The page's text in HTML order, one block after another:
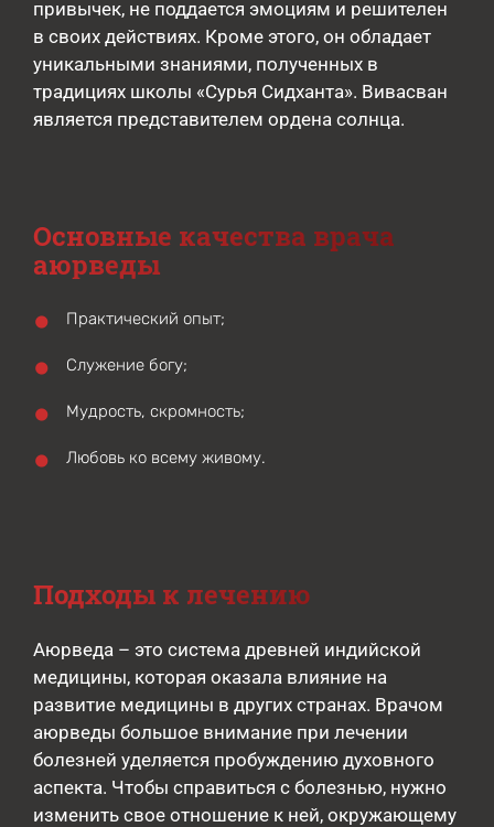
привычек, не поддается эмоциям и решителен
в своих действиях. Кроме этого, он обладает
уникальными знаниями, полученных в
традициях школы «Сурья Сидханта». Вивасван
является представителем ордена солнца.
Основные качества врача
аюрведы
Практический опыт;
Служение богу;
Мудрость, скромность;
Любовь ко всему живому.
Подходы к лечению
Аюрведа – это система древней индийской
медицины, которая оказала влияние на
развитие медицины в других странах. Врачом
аюрведы большое внимание при лечении
болезней уделяется пробуждению духовного
аспекта. Чтобы справиться с болезнью, нужно
изменить свое отношение к ней, окружающему